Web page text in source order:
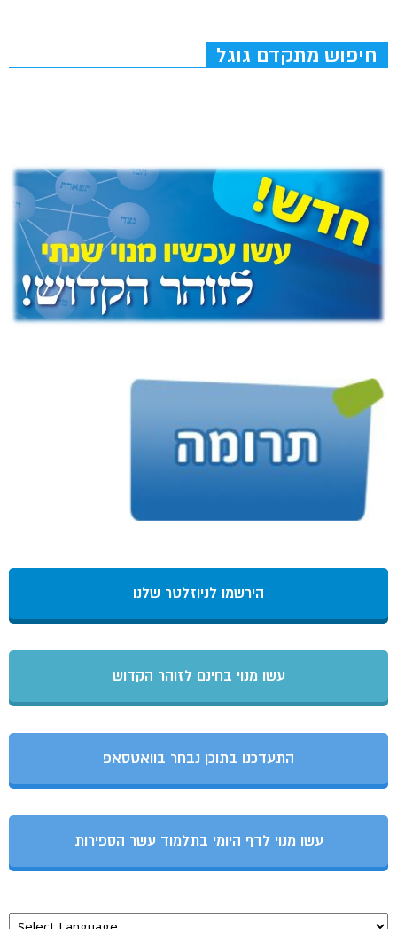
חיפוש מתקדם גוגל
הירשמו לניוזלטר שלנו
עשו מנוי בחינם לזוהר הקדוש
התעדכנו בתוכן נבחר בוואטסאפ
עשו מנוי לדף היומי בתלמוד עשר הספירות